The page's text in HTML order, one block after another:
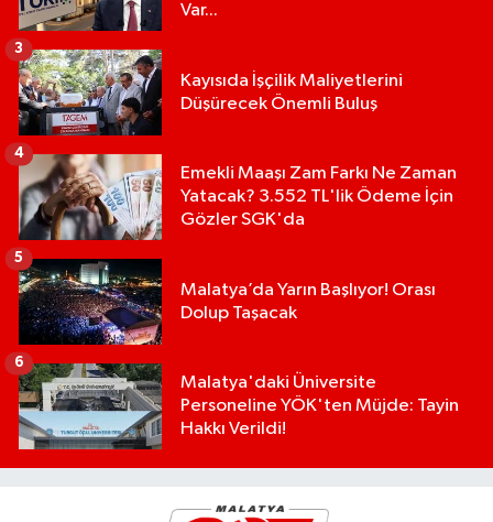
Var...
Kayısıda İşçilik Maliyetlerini
Düşürecek Önemli Buluş
3
Emekli Maaşı Zam Farkı Ne Zaman
Yatacak? 3.552 TL'lik Ödeme İçin
Gözler SGK'da
4
Malatya’da Yarın Başlıyor! Orası
Dolup Taşacak
5
Malatya'daki Üniversite
Personeline YÖK'ten Müjde: Tayin
Hakkı Verildi!
6